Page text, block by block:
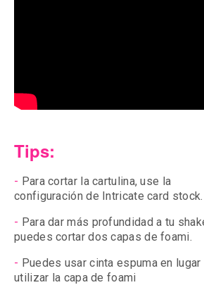
Tips:
- Para cortar la cartulina, use la
configuración de Intricate card stock.
- Para dar más profundidad a tu
puedes cortar dos capas de foami.
- Puedes usar cinta espuma en lugar
utilizar la capa de foami